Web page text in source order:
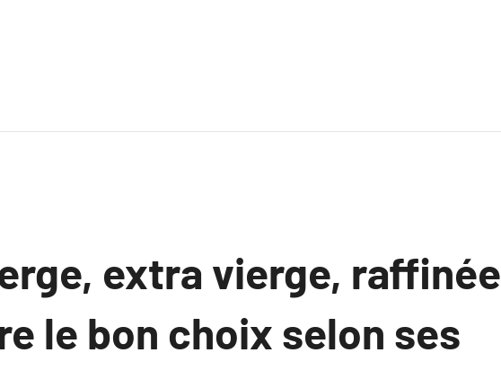
extra vierge, raffinée
le bon choix selon ses